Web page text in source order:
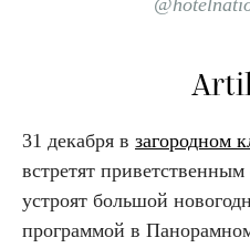
31 декабря в загородном
встретят
устроят большой
программой в